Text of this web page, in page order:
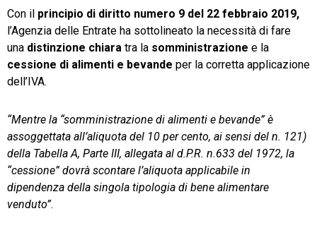
Con il principio di diritto numero 9 del 22 febbraio 2019,
l’Agenzia delle Entrate ha sottolineato la necessità di fare
una distinzione chiara tra la somministrazione e la
cessione di alimenti e bevande per la corretta applicazione
dell’IVA.
“Mentre la “somministrazione di alimenti e bevande” è
assoggettata all’aliquota del 10 per cento, ai sensi del n. 121)
della Tabella A, Parte III, allegata al d.P.R. n.633 del 1972, la
“cessione” dovrà scontare l’aliquota applicabile in
dipendenza della singola tipologia di bene alimentare
venduto”.